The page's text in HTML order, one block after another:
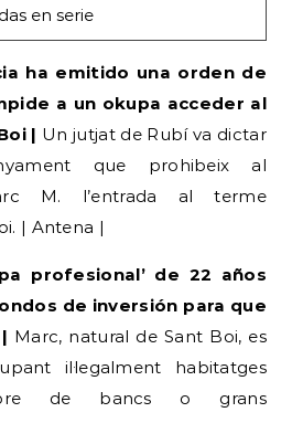
en serie
ha emitido una orden de
a un okupa acceder al
| Un jutjat de Rubí va dictar
que prohibeix al
M. l’entrada al terme
| Antena |
profesional’ de 22 años
de inversión para que
Marc, natural de Sant Boi, es
il·legalment habitatges
de bancs o grans